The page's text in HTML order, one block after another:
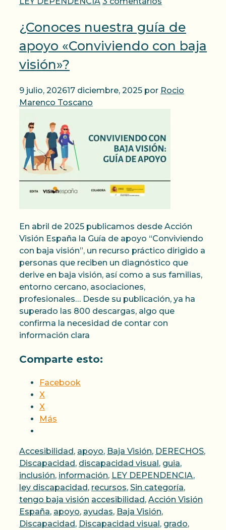
¿Conoces nuestra guía de
apoyo «Conviviendo con baja
visión»?
9 julio, 202617 diciembre, 2025 por Rocio
Marenco Toscano
En abril de 2025 publicamos desde Acción
Visión España la Guía de apoyo “Conviviendo
con baja visión”, un recurso práctico dirigido a
personas que reciben un diagnóstico que
derive en baja visión, así como a sus familias,
entorno cercano, asociaciones,
profesionales… Desde su publicación, ya ha
superado las 800 descargas, algo que
confirma la necesidad de contar con
información clara
Comparte esto:
Facebook
X
X
Más
Categorías
Accesibilidad, apoyo, Baja Visión, DERECHOS,
Discapacidad, discapacidad visual, guia,
inclusión, información, LEY DEPENDENCIA,
ley discapacidad, recursos, Sin categoría,
tengo baja visión Etiquetas
accesibilidad, Acción Visión
España, apoyo, ayudas, Baja Visión,
Discapacidad, Discapacidad visual, grado,